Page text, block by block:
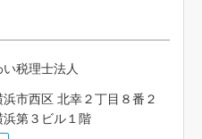
税理士法人
市西区 北幸２丁目８番２
浜第３ビル１階